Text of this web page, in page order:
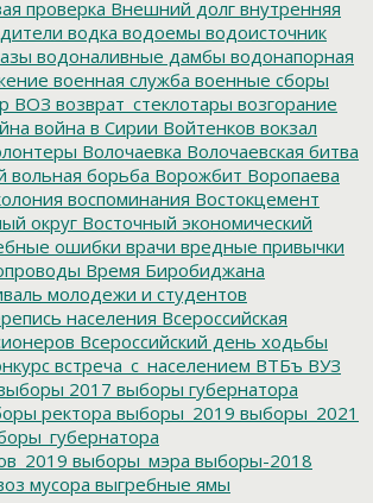
проверка Внешний долг внутренняя
водка водоемы водоисточник
водоналивные дамбы водонапорная
военная служба военные сборы
ВОЗ возврат_стеклотары возгорание
война в Сирии Войтенков вокзал
Волочаевка Волочаевская битва
вольная борьба Ворожбит Воропаева
воспоминания Востокцемент
округ Восточный экономический
ошибки врачи вредные привычки
Время Биробиджана
молодежи и студентов
населения Всероссийская
Всероссийский день ходьбы
встреча_с_населением ВТБъ ВУЗ
2017 выборы губернатора
ректора выборы_2019 выборы_2021
выборы_мэра выборы-2018
мусора выгребные ямы